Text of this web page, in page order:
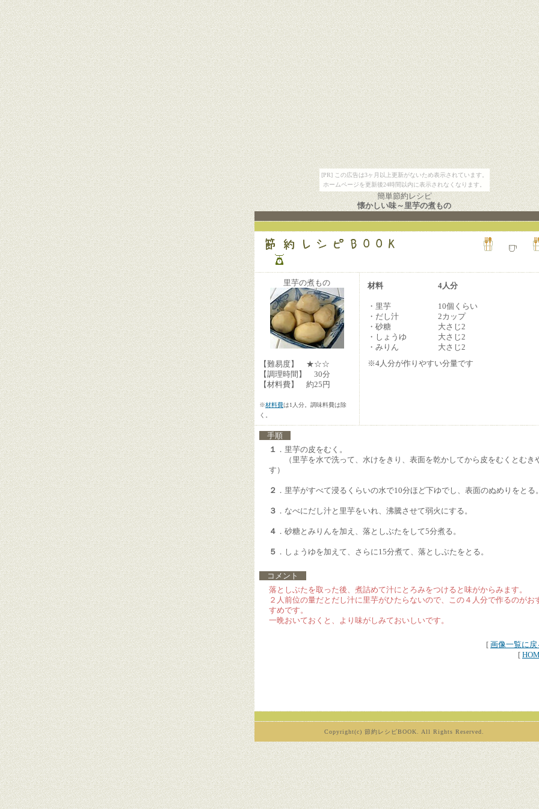
[PR] この広告は3ヶ月以上更新がないため表示されています。
ホームページを更新後24時間以内に表示されなくなります。
簡単節約レシピ
懐かしい味～里芋の煮もの
里芋の煮もの
【難易度】 ★☆☆
【調理時間】 30分
【材料費】 約25円
※材料費は1人分。調味料費は除
く。
材料
・里芋
・だし汁
・砂糖
・しょうゆ
・みりん
4人分
10個くらい
2カップ
大さじ2
大さじ2
大さじ2
※4人分が作りやすい分量です
手順
１ ．里芋の皮をむく。
（里芋を水で洗って、水けをきり、表面を乾かしてから皮をむくとむき
す）
２ ．里芋がすべて浸るくらいの水で10分ほど下ゆでし、表面のぬめりをとる
３ ．なべにだし汁と里芋をいれ、沸騰させて弱火にする。
４ ．砂糖とみりんを加え、落としぶたをして5分煮る。
５ ．しょうゆを加えて、さらに15分煮て、落としぶたをとる。
コメント
落としぶたを取った後、煮詰めて汁にとろみをつけると味がからみます。
２人前位の量だとだし汁に里芋がひたらないので、この４人分で作るのがお
すめです。
一晩おいておくと、より味がしみておいしいです。
[ 画像一覧に戻
[
Copyright(c) 節約レシピBOOK. All Rights Reserved.